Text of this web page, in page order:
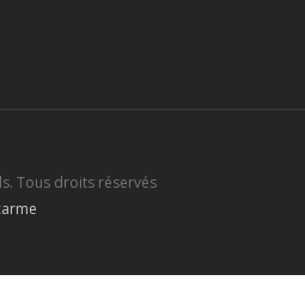
Tous droits réservés